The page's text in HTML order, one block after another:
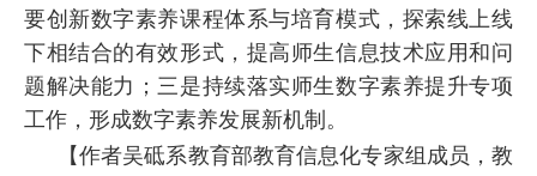
要创新数字素养课程体系与培育模式，探索线上线
下相结合的有效形式，提高师生信息技术应用和问
题解决能力；三是持续落实师生数字素养提升专项
工作，形成数字素养发展新机制。
【作者吴砥系教育部教育信息化专家组成员，教